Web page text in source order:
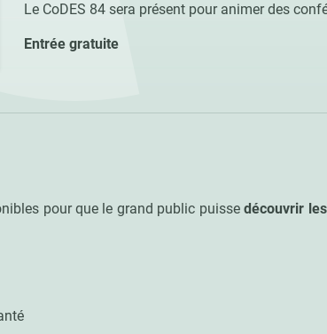
Le CoDES 84 sera présent pour animer des
Entrée gratuite
pour que le grand public puissedécouvrir